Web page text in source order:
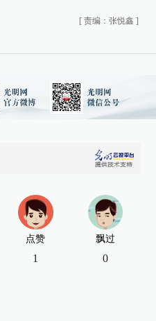
[ 责编：张悦鑫 ]
点赞
1
飘过
0